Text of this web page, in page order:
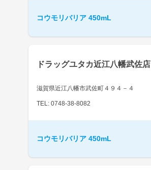
コウモリバリア 450mL
ドラッグユタカ近江八幡武佐店
滋賀県近江八幡市武佐町４９４－４
TEL: 0748-38-8082
コウモリバリア 450mL